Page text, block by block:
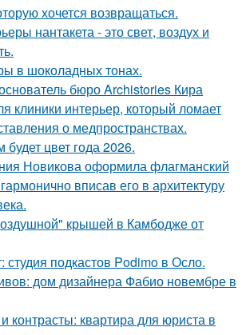
хочется возвращаться.
нантакета - это свет, воздух и
в шоколадных тонах.
бюро Archistories Кира
клиники интерьер, который ломает
о медпространствах.
будет цвет года 2026.
Новикова оформила флагманский
вписав его в архитектуру
крышей в Камбодже от
студия подкастов Podimo в Осло.
дом дизайнера Фабио новембре в
контрасты: квартира для юриста в